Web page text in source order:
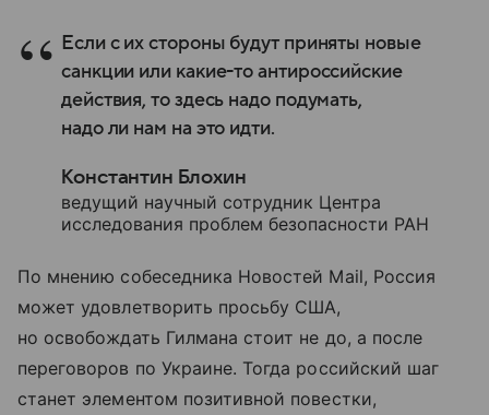
Если с их стороны будут приняты новые
санкции или какие-то антироссийские
действия, то здесь надо подумать,
надо ли нам на это идти.
Константин Блохин
ведущий научный сотрудник Центра
исследования проблем безопасности РАН
По мнению собеседника Новостей Mail, Россия
может удовлетворить просьбу США,
но освобождать Гилмана стоит не до, а после
переговоров по Украине. Тогда российский шаг
станет элементом позитивной повестки,